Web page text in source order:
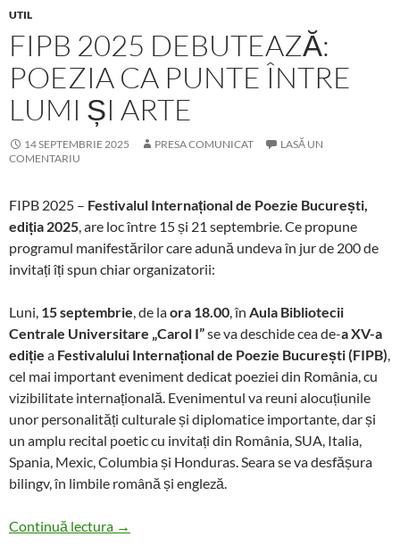
UTIL
FIPB 2025 DEBUTEAZĂ:
POEZIA CA PUNTE ÎNTRE
LUMI ȘI ARTE
14 SEPTEMBRIE 2025 PRESA COMUNICAT
LASĂ UN
COMENTARIU
FIPB 2025 – Festivalul Internațional de Poezie București,
ediția 2025, are loc între 15 și 21 septembrie. Ce propune
programul manifestărilor care adună undeva în jur de 200 de
invitați îți spun chiar organizatorii:
Luni, 15 septembrie, de laora 18.00, în Aula Bibliotecii
Centrale Universitare „Carol I”se va deschide cea de-a XV-a
ediție a Festivalului Internațional de Poezie București (FIPB),
cel mai important eveniment dedicat poeziei din România, cu
vizibilitate internațională. Evenimentul va reuni alocuțiunile
unor personalități culturale și diplomatice importante, dar și
un amplu recital poetic cu invitați din România, SUA, Italia,
Spania, Mexic, Columbia și Honduras. Seara se va desfășura
bilingv, în limbile română și engleză.
Continuă lectura FIPB 2025 debutează: Poezia ca punte între
→